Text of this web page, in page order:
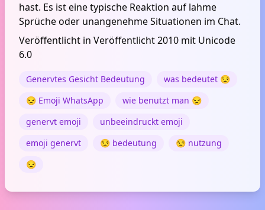
hast. Es ist eine typische Reaktion auf lahme
Sprüche oder unangenehme Situationen im Chat.
Veröffentlicht in Veröffentlicht 2010 mit Unicode
6.0
Genervtes Gesicht Bedeutung
was bedeutet 😒
😒 Emoji WhatsApp
wie benutzt man 😒
genervt emoji
unbeeindruckt emoji
emoji genervt
😒 bedeutung
😒 nutzung
😒